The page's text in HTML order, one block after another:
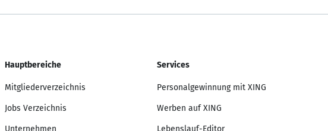
Hauptbereiche
Mitgliederverzeichnis
Jobs Verzeichnis
Unternehmen
Services
Personalgewinnung mit XING
Werben auf XING
Lebenslauf-Editor